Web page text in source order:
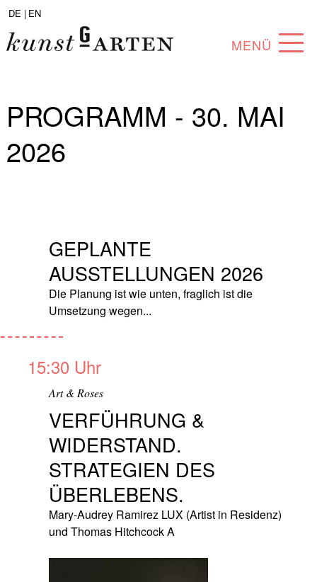
DE | EN
MENÜ
ABOUT
ANGEBOTE
PROGRAMM - 30. MAI
2026
GEPLANTE
AUSSTELLUNGEN 2026
Die Planung ist wie unten, fraglich ist die
Umsetzung wegen...
15:30 Uhr
Art & Roses
VERFÜHRUNG &
WIDERSTAND.
STRATEGIEN DES
ÜBERLEBENS.
Mary-Audrey Ramirez LUX (Artist in Residenz)
und Thomas Hitchcock A